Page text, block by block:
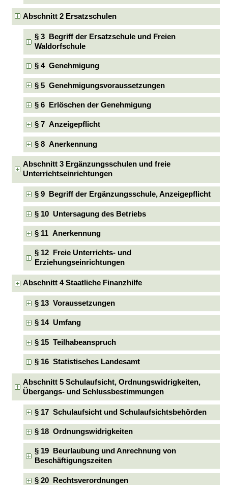
Abschnitt 2 Ersatzschulen
§ 3 Begriff der Ersatzschule und Freien
Waldorfschule
§ 4 Genehmigung
§ 5 Genehmigungsvoraussetzungen
§ 6 Erlöschen der Genehmigung
§ 7 Anzeigepflicht
§ 8 Anerkennung
Abschnitt 3 Ergänzungsschulen und freie
Unterrichtseinrichtungen
§ 9 Begriff der Ergänzungsschule, Anzeigepflicht
§ 10 Untersagung des Betriebs
§ 11 Anerkennung
§ 12 Freie Unterrichts- und
Erziehungseinrichtungen
Abschnitt 4 Staatliche Finanzhilfe
§ 13 Voraussetzungen
§ 14 Umfang
§ 15 Teilhabeanspruch
§ 16 Statistisches Landesamt
Abschnitt 5 Schulaufsicht, Ordnungswidrigkeiten,
Übergangs- und Schlussbestimmungen
§ 17 Schulaufsicht und Schulaufsichtsbehörden
§ 18 Ordnungswidrigkeiten
§ 19 Beurlaubung und Anrechnung von
Beschäftigungszeiten
§ 20 Rechtsverordnungen